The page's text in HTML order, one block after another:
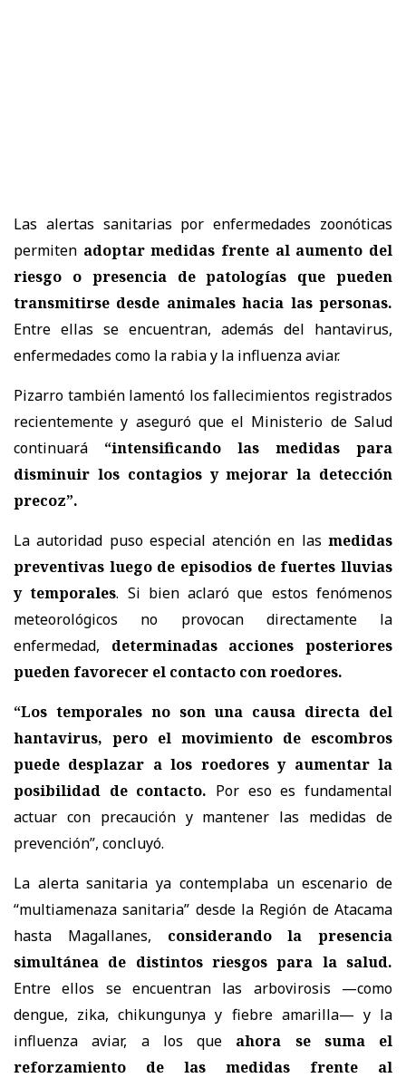
Las alertas sanitarias por enfermedades zoonóticas
permiten adoptar medidas frente al aumento del
riesgo o presencia de patologías que pueden
transmitirse desde animales hacia las personas.
Entre ellas se encuentran, además del hantavirus,
enfermedades como la rabia y la influenza aviar.
Pizarro también lamentó los fallecimientos registrados
recientemente y aseguró que el Ministerio de Salud
continuará “intensificando las medidas para
disminuir los contagios y mejorar la detección
precoz”.
La autoridad puso especial atención en las medidas
preventivas luego de episodios de fuertes lluvias
y temporales. Si bien aclaró que estos fenómenos
meteorológicos no provocan directamente la
enfermedad, determinadas acciones posteriores
pueden favorecer el contacto con roedores.
“Los temporales no son una causa directa del
hantavirus, pero el movimiento de escombros
puede desplazar a los roedores y aumentar la
posibilidad de contacto. Por eso es fundamental
actuar con precaución y mantener las medidas de
prevención”, concluyó.
La alerta sanitaria ya contemplaba un escenario de
“multiamenaza sanitaria” desde la Región de Atacama
hasta Magallanes, considerando la presencia
simultánea de distintos riesgos para la salud.
Entre ellos se encuentran las arbovirosis —como
dengue, zika, chikungunya y fiebre amarilla— y la
influenza aviar, a los que ahora se suma el
reforzamiento de las medidas frente al